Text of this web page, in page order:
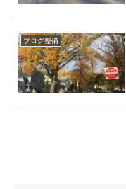
ブログ整備